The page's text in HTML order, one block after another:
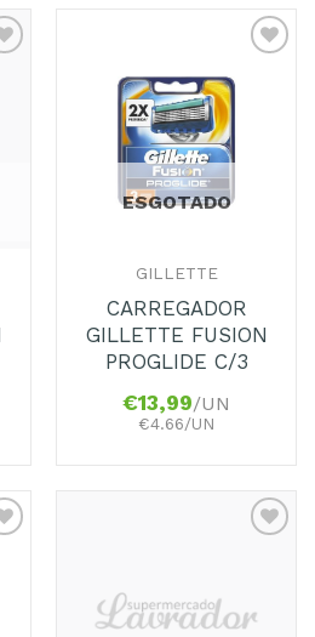
Adicionar
Favoritos
ESGOTADO
GILLETTE
CARREGADOR
GILLETTE FUSION
PROGLIDE C/3
€13,99/UN
€4.66/UN
Favoritos